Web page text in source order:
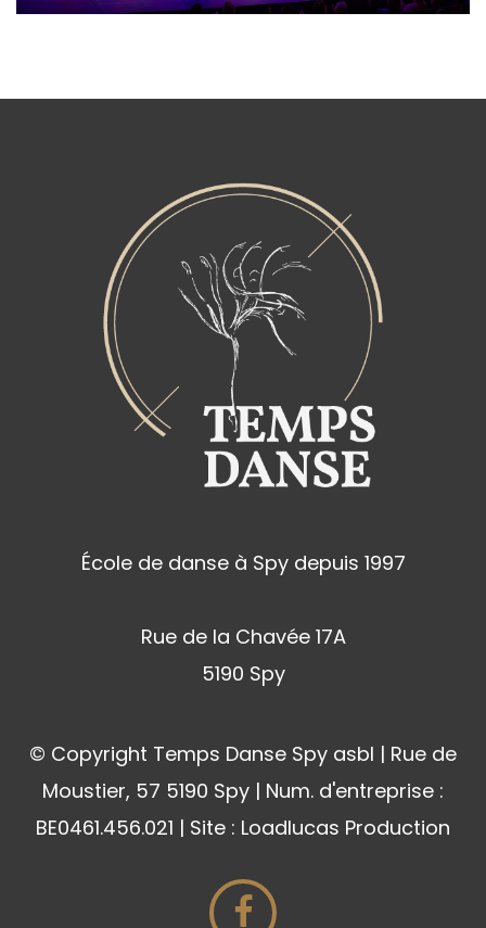
École de danse à Spy depuis 1997
Rue de la Chavée 17A
5190 Spy
© Copyright Temps Danse Spy asbl | Rue de
Moustier, 57 5190 Spy | Num. d'entreprise :
BE0461.456.021 | Site : Loadlucas Production